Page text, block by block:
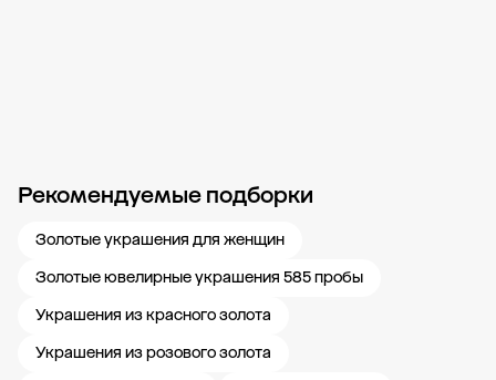
Рекомендуемые подборки
Золотые украшения для женщин
Золотые ювелирные украшения 585 пробы
Украшения из красного золота
Украшения из розового золота
Новости компании Журнал ЗОЛОТОЙ Блог